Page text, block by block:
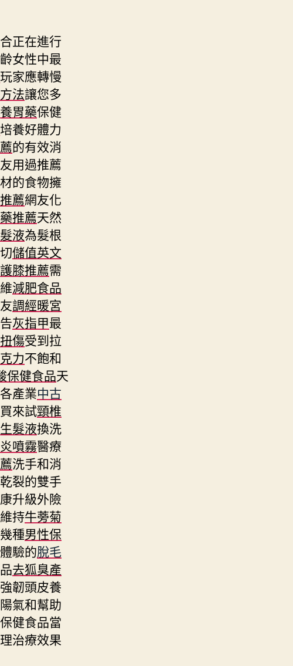
正在進行
女性中最
玩家應轉慢
法讓您多
養胃藥保健
培養好體力
的有效消
用過推薦
的食物擁
薦網友化
推薦天然
液為髮根
儲值英文
護膝推薦需
減肥食品
調經暖宮
灰指甲最
傷受到拉
力不飽和
保健食品天
產業中古
來試頸椎
生髮液換洗
噴霧醫療
洗手和消
裂的雙手
升級外險
持牛蒡菊
種男性保
驗的脫毛
去狐臭產
韌頭皮養
氣和幫助
健食品當
治療效果